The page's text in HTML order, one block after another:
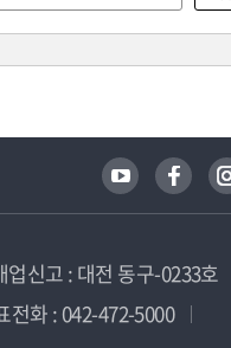
업신고 : 대전 동구-0233호
전화 : 042-472-5000